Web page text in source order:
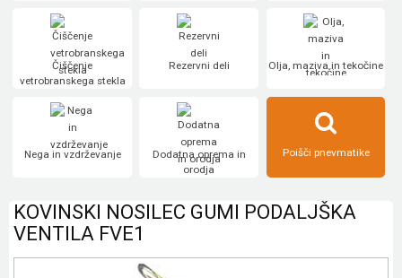
Čiščenje
vetrobranskega stekla
Rezervni deli Olja, maziva in tekočine
Nega in vzdrževanje
Dodatna oprema in
orodja
Poišči pnevmatike
KOVINSKI NOSILEC GUMI PODALJŠKA
VENTILA FVE1